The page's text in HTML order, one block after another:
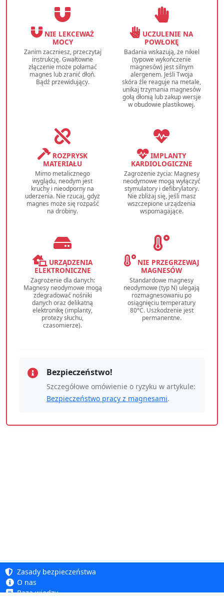
NIE LEKCEWAŻ
MOCY
Zanim zaczniesz, przeczytaj
instrukcję. Gwałtowne
złączenie może połamać
magnes lub zranić dłoń.
Bądź przewidujący.
UCZULENIE NA
POWŁOKĘ
Badania wskazują, że nikiel
(typowe wykończenie
magnesów) jest silnym
alergenem. Jeśli Twoja
skóra źle reaguje na metale,
unikaj trzymania magnesów
gołą dłonią lub zakup wersje
w obudowie plastikowej.
ROZPRYSK
MATERIAŁU
Mimo metalicznego
wyglądu, neodym jest
kruchy i nieodporny na
uderzenia. Nie rzucaj, gdyż
magnes może się rozpaść
na drobiny.
IMPLANTY
KARDIOLOGICZNE
Zagrożenie życia: Magnesy
neodymowe mogą wyłączyć
stymulatory i defibrylatory.
Nie zbliżaj się, jeśli masz
wszczepione urządzenia
wspomagające.
URZĄDZENIA
ELEKTRONICZNE
Zagrożenie dla danych:
Magnesy neodymowe mogą
zdegradować nośniki
danych oraz delikatną
elektronikę (implanty,
protezy słuchu,
czasomierze).
NIE PRZEGRZEWAJ
MAGNESÓW
Standardowe magnesy
neodymowe (typ N) ulegają
rozmagnesowaniu po
osiągnięciu temperatury
80°C. Uszkodzenie jest
permanentne.
Bezpieczeństwo!
Szczegółowe omówienie o ryzyku w artykule:
Bezpieczeństwo pracy z magnesami.
Zasady bezpieczeństwa
O nas
Baza wiedzy